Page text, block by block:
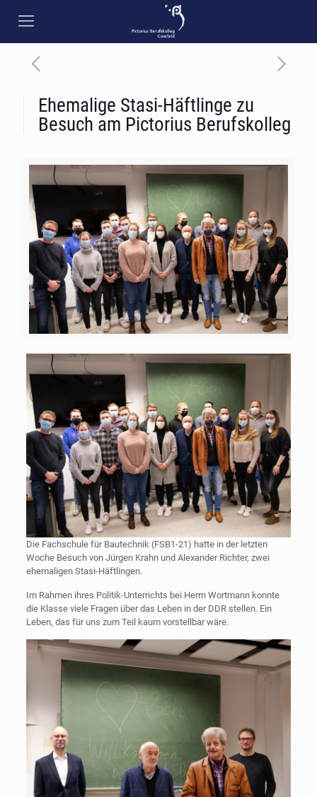
Ehemalige Stasi-Häftlinge zu
Besuch am Pictorius Berufskolleg
Die Fachschule für Bautechnik (FSB1-21) hatte in der letzten
Woche Besuch von Jürgen Krahn und Alexander Richter, zwei
ehemaligen Stasi-Häftlingen.
Im Rahmen ihres Politik-Unterrichts bei Herrn Wortmann konnte
die Klasse viele Fragen über das Leben in der DDR stellen. Ein
Leben, das für uns zum Teil kaum vorstellbar wäre.